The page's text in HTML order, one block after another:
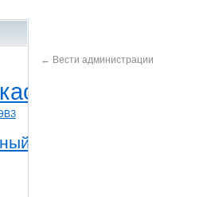
← Вести администрации